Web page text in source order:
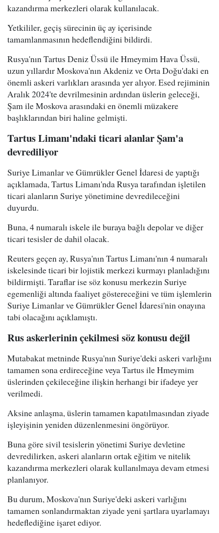
kazandırma merkezleri olarak kullanılacak.
Yetkililer, geçiş sürecinin üç ay içerisinde
tamamlanmasının hedeflendiğini bildirdi.
Rusya'nın Tartus Deniz Üssü ile Hmeymim Hava Üssü,
uzun yıllardır Moskova'nın Akdeniz ve Orta Doğu'daki en
önemli askeri varlıkları arasında yer alıyor. Esed rejiminin
Aralık 2024'te devrilmesinin ardından üslerin geleceği,
Şam ile Moskova arasındaki en önemli müzakere
başlıklarından biri haline gelmişti.
Tartus Limanı'ndaki ticari alanlar Şam'a
devrediliyor
Suriye Limanlar ve Gümrükler Genel İdaresi de yaptığı
açıklamada, Tartus Limanı'nda Rusya tarafından işletilen
ticari alanların Suriye yönetimine devredileceğini
duyurdu.
Buna, 4 numaralı iskele ile buraya bağlı depolar ve diğer
ticari tesisler de dahil olacak.
Reuters geçen ay, Rusya'nın Tartus Limanı'nın 4 numaralı
iskelesinde ticari bir lojistik merkezi kurmayı planladığını
bildirmişti. Taraflar ise söz konusu merkezin Suriye
egemenliği altında faaliyet göstereceğini ve tüm işlemlerin
Suriye Limanlar ve Gümrükler Genel İdaresi'nin onayına
tabi olacağını açıklamıştı.
Rus askerlerinin çekilmesi söz konusu değil
Mutabakat metninde Rusya'nın Suriye'deki askeri varlığını
tamamen sona erdireceğine veya Tartus ile Hmeymim
üslerinden çekileceğine ilişkin herhangi bir ifadeye yer
verilmedi.
Aksine anlaşma, üslerin tamamen kapatılmasından ziyade
işleyişinin yeniden düzenlenmesini öngörüyor.
Buna göre sivil tesislerin yönetimi Suriye devletine
devredilirken, askeri alanların ortak eğitim ve nitelik
kazandırma merkezleri olarak kullanılmaya devam etmesi
planlanıyor.
Bu durum, Moskova'nın Suriye'deki askeri varlığını
tamamen sonlandırmaktan ziyade yeni şartlara uyarlamayı
hedeflediğine işaret ediyor.